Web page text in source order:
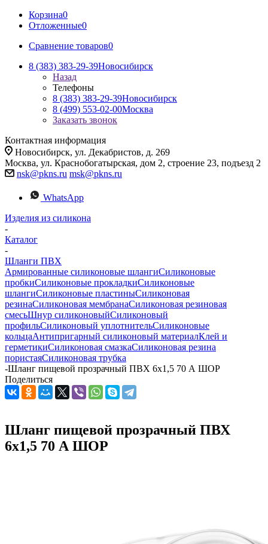
Корзина0
Отложенные0
Сравнение товаров0
8 (383) 383-29-39Новосибирск
Назад
Телефоны
8 (383) 383-29-39Новосибирск
8 (499) 553-02-00Москва
Заказать звонок
Контактная информация
Новосибирск, ул. Декабристов, д. 269
Москва, ул. Краснобогатырская, дом 2, строение 23, подъезд 2
nsk@pkns.ru msk@pkns.ru
WhatsApp
Изделия из силикона
-
Каталог
-
Шланги ПВХ
Армированные силиконовые шлангиСиликоновые
пробкиСиликоновые прокладкиСиликоновые
шлангиСиликоновые пластиныСиликоновая
резинаСиликоновая мембранаСиликоновая резиновая
смесьШнур силиконовыйСиликоновый
профильСиликоновый уплотнительСиликоновые
кольцаАнтипригарный силиконовый материалКлей и
герметикиСиликоновая смазкаСиликоновая резина
пористаяСиликоновая трубка
-Шланг пищевой прозрачный ПВХ 6х1,5 70 А ШОР
Поделиться
Шланг пищевой прозрачный ПВХ
6х1,5 70 А ШОР